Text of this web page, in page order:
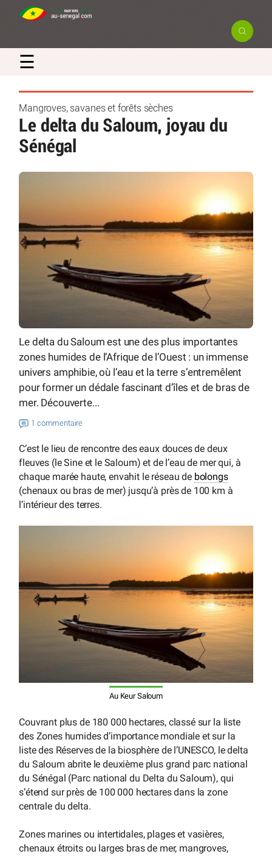
☰
Mangroves, savanes et forêts sèches
Le delta du Saloum, joyau du
Sénégal
Le delta du Saloum est une des plus importantes
zones humides de l’Afrique de l’Ouest : un immense
univers amphibie, où l’eau et la terre s’entremêlent
pour former un dédale fascinant d’îles et de bras de
mer. Découverte...
1 commentaire
C’est le lieu de rencontre des eaux douces de deux
fleuves (le Sine et le Saloum) et de l’eau de mer qui, à
chaque marée haute, envahit le réseau de bolongs
(chenaux ou bras de mer) jusqu’à près de 100 km à
l’intérieur des terres.
Au Keur Saloum
Couvrant plus de 180 000 hectares, classé sur la liste
des Zones humides d’importance mondiale et sur la
liste des Réserves de la biosphère de l’UNESCO, le delta
du Saloum abrite le deuxième plus grand parc national
du Sénégal (Parc national du Delta du Saloum), qui
s’étend sur près de 100 000 hectares dans la zone
centrale du delta.
Zones marines ou intertidales, plages et vasières,
chenaux étroits ou larges bras de mer, mangroves,
×
Newsletter
Recevez en exclusivité les actualités
et bons plans du Sénégal